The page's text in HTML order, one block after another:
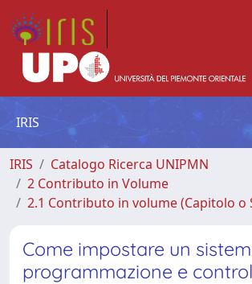
IRIS
IRIS
Catalogo Ricerca UNIPMN
2 Contributo in Volume
2.1 Contributo in volume (Capitolo o
Come impostare un
programmazione e